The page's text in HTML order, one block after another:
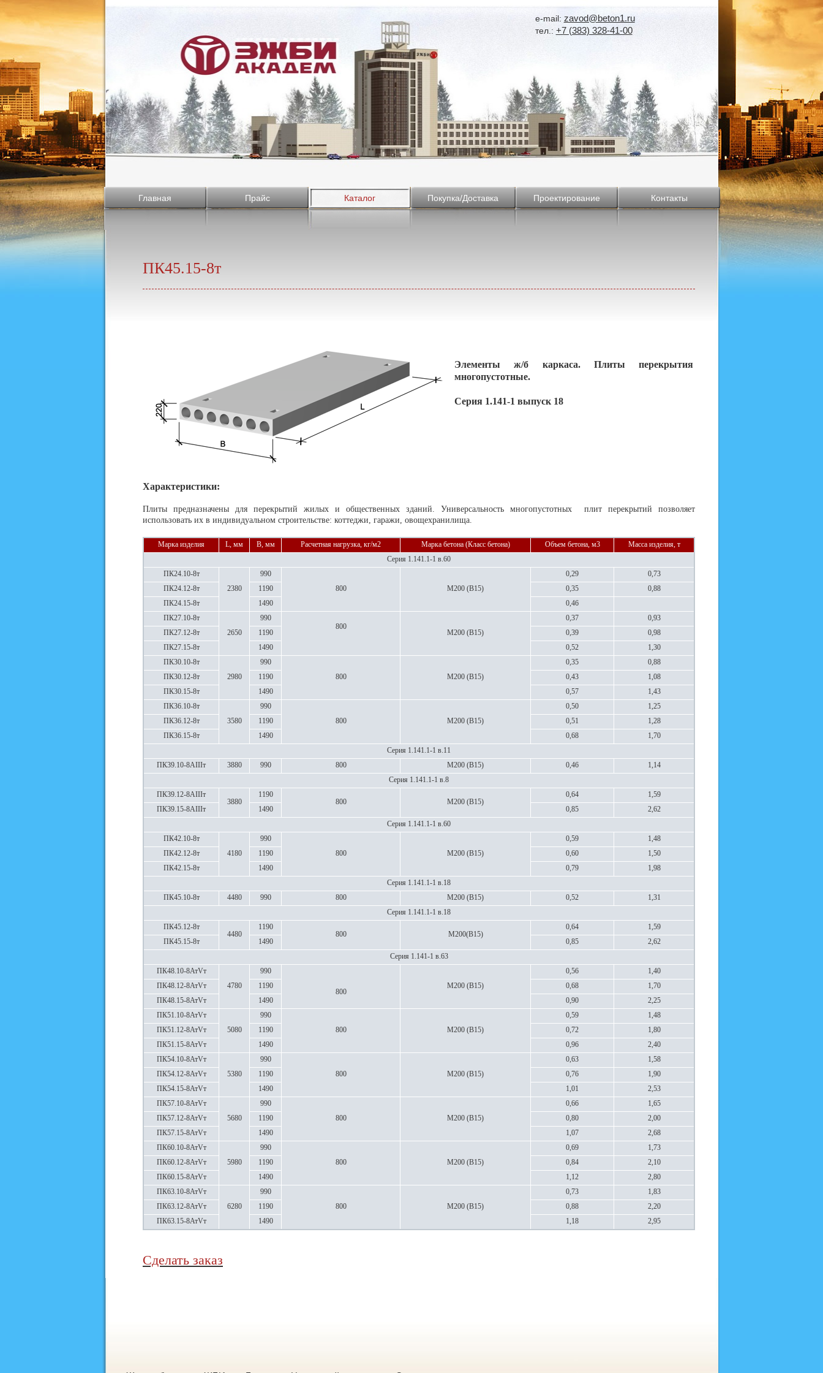
e-mail: zavod@beton1.ru
тел.: +7 (383) 328-41-00
Главная Прайс Каталог Покупка/Доставка Проектирование Контакты
ПК45.15-8т
Элементы ж/б каркаса. Плиты перекрытия
многопустотные.
Серия 1.141-1 выпуск 18
Характеристики:
Плиты предназначены для перекрытий жилых и общественных зданий. Универсальность многопустотных плит перекрытий позволяет
использовать их в индивидуальном строительстве: коттеджи, гаражи, овощехранилища.
Марка изделия L, мм В, мм Расчетная нагрузка, кг/м2 Марка бетона (Класс бетона) Объем бетона, м3
Масса изделия, т
Серия 1.141.1-1 в.60
ПК24.10-8т
2380
990
800
М200 (В15)
0,29
0,73
ПК24.12-8т
1190 0,35
0,88
ПК24.15-8т
1490
0,46
ПК27.10-8т
2650
990
800
М200 (В15)
0,37
0,93
ПК27.12-8т
1190 0,39
0,98
ПК27.15-8т
1490 0,52
1,30
ПК30.10-8т
2980
990
800
М200 (В15)
0,35
0,88
ПК30.12-8т
1190 0,43
1,08
ПК30.15-8т
1490 0,57
1,43
ПК36.10-8т
3580
990
800
М200 (В15)
0,50
1,25
ПК36.12-8т
1190 0,51
1,28
ПК36.15-8т
1490 0,68
1,70
Серия 1.141.1-1 в.11
ПК39.10-8АIIIт
3880 990 800 М200 (В15) 0,46
1,14
Серия 1.141.1-1 в.8
ПК39.12-8АIIIт
3880
1190
800
М200 (В15)
0,64
1,59
ПК39.15-8АIIIт
1490 0,85
2,62
Серия 1.141.1-1 в.60
ПК42.10-8т
4180
990
800
М200 (В15)
0,59
1,48
ПК42.12-8т
1190 0,60
1,50
ПК42.15-8т
1490 0,79
1,98
Серия 1.141.1-1 в.18
ПК45.10-8т
4480 990 800 М200 (В15) 0,52
1,31
Серия 1.141.1-1 в.18
ПК45.12-8т
4480
1190
800
М200(В15)
0,64
1,59
ПК45.15-8т
1490 0,85
2,62
Серия 1.141-1 в.63
ПК48.10-8АтVт
4780
990
800
М200 (В15)
0,56
1,40
ПК48.12-8АтVт
1190 0,68
1,70
ПК48.15-8АтVт
1490 0,90
2,25
ПК51.10-8АтVт
5080
990
800
М200 (В15)
0,59
1,48
ПК51.12-8АтVт
1190 0,72
1,80
ПК51.15-8АтVт
1490 0,96
2,40
ПК54.10-8АтVт
5380
990
800
М200 (В15)
0,63
1,58
ПК54.12-8АтVт
1190 0,76
1,90
ПК54.15-8АтVт
1490 1,01
2,53
ПК57.10-8АтVт
5680
990
800
М200 (В15)
0,66
1,65
ПК57.12-8АтVт
1190 0,80
2,00
ПК57.15-8АтVт
1490 1,07
2,68
ПК60.10-8АтVт
5980
990
800
М200 (В15)
0,69
1,73
ПК60.12-8АтVт
1190 0,84
2,10
ПК60.15-8АтVт
1490 1,12
2,80
ПК63.10-8АтVт
6280
990
800
М200 (В15)
0,73
1,83
ПК63.12-8АтVт
1190 0,88
2,20
ПК63.15-8АтVт
1490 1,18 2,95
Сделать заказ